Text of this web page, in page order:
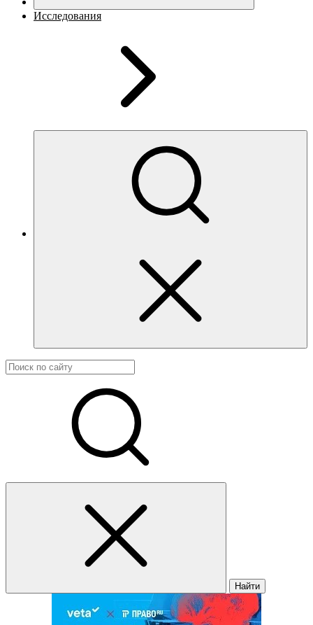
Исследования
Найти